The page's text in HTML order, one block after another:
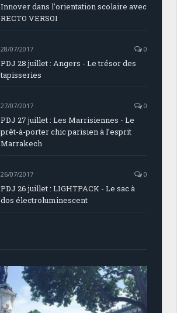
Innover dans l’orientation scolaire avec
RECTO VERSOI
28/07/2017 0
PDJ 28 juillet : Angers - Le trésor des
tapisseries
27/07/2017 0
PDJ 27 juillet : Les Marrisiennes - Le
prêt-à-porter chic parisien à l’esprit
Marrakech
26/07/2017 0
PDJ 26 juillet : LIGHTPACK - Le sac à
dos électroluminescent